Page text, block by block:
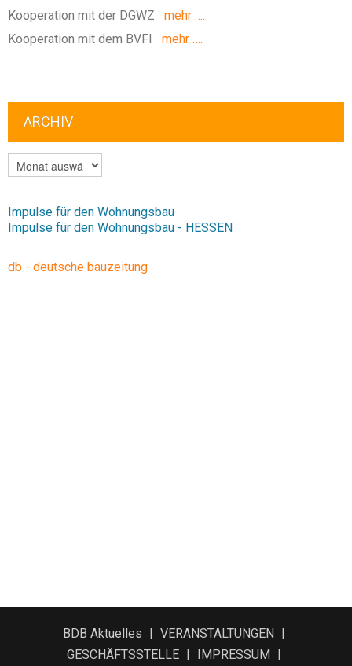
Kooperation mit der DGWZ mehr ….
Kooperation mit dem BVFI
mehr ….
ARCHIV
ARCHIV
Impulse für den Wohnungsbau
Impulse für den Wohnungsbau - HESSEN
db - deutsche bauzeitung
BDB Aktuelles
VERANSTALTUNGEN
GESCHÄFTSSTELLE
IMPRESSUM